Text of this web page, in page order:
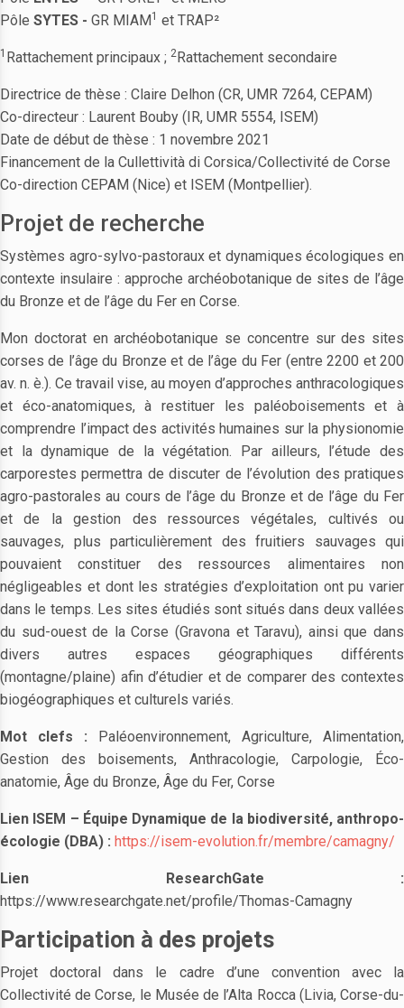
Pôle SYTES - GR MIAM1 et TRAP²
1 Rattachement principaux ; 2Rattachement secondaire
Directrice de thèse : Claire Delhon (CR, UMR 7264, CEPAM)
Co-directeur : Laurent Bouby (IR, UMR 5554, ISEM)
Date de début de thèse : 1 novembre 2021
Financement de la Cullettività di Corsica/Collectivité de Corse
Co-direction CEPAM (Nice) et ISEM (Montpellier).
Projet de recherche
Systèmes agro-sylvo-pastoraux et dynamiques écologiques en
contexte insulaire : approche archéobotanique de sites de l’âge
du Bronze et de l’âge du Fer en Corse.
Mon doctorat en archéobotanique se concentre sur des sites
corses de l’âge du Bronze et de l’âge du Fer (entre 2200 et 200
av. n. è.). Ce travail vise, au moyen d’approches anthracologiques
et éco-anatomiques, à restituer les paléoboisements et à
comprendre l’impact des activités humaines sur la physionomie
et la dynamique de la végétation. Par ailleurs, l’étude des
carporestes permettra de discuter de l’évolution des pratiques
agro-pastorales au cours de l’âge du Bronze et de l’âge du Fer
et de la gestion des ressources végétales, cultivés ou
sauvages, plus particulièrement des fruitiers sauvages qui
pouvaient constituer des ressources alimentaires non
négligeables et dont les stratégies d’exploitation ont pu varier
dans le temps. Les sites étudiés sont situés dans deux vallées
du sud-ouest de la Corse (Gravona et Taravu), ainsi que dans
divers autres espaces géographiques différents
(montagne/plaine) afin d’étudier et de comparer des contextes
biogéographiques et culturels variés.
Mot clefs : Paléoenvironnement, Agriculture, Alimentation,
Gestion des boisements, Anthracologie, Carpologie, Éco-
anatomie, Âge du Bronze, Âge du Fer, Corse
Lien ISEM – Équipe Dynamique de la biodiversité, anthropo-
écologie (DBA) : https://isem-evolution.fr/membre/camagny/
Lien ResearchGate :
https://www.researchgate.net/profile/Thomas-Camagny
Participation à des projets
Projet doctoral dans le cadre d’une convention avec la
Collectivité de Corse, le Musée de l’Alta Rocca (Livia, Corse-du-